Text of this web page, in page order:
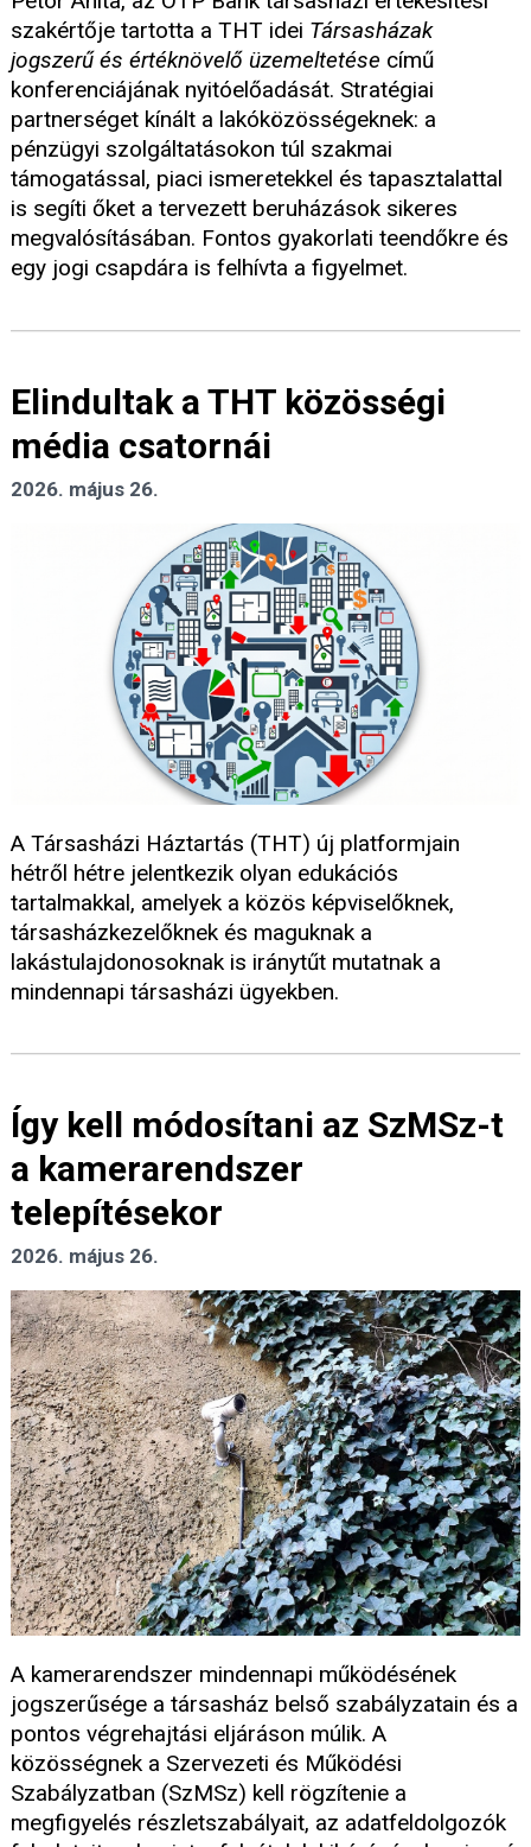
szakértője tartotta a THT idei Társasházak
jogszerű és értéknövelő üzemeltetése című
konferenciájának nyitóelőadását. Stratégiai
partnerséget kínált a lakóközösségeknek: a
pénzügyi szolgáltatásokon túl szakmai
támogatással, piaci ismeretekkel és tapasztalattal
is segíti őket a tervezett beruházások sikeres
megvalósításában. Fontos gyakorlati teendőkre és
egy jogi csapdára is felhívta a figyelmet.
Elindultak a THT közösségi
média csatornái
2026. május 26.
A Társasházi Háztartás (THT) új platformjain
hétről hétre jelentkezik olyan edukációs
tartalmakkal, amelyek a közös képviselőknek,
társasházkezelőknek és maguknak a
lakástulajdonosoknak is iránytűt mutatnak a
mindennapi társasházi ügyekben.
Így kell módosítani az SzMSz-t
a kamerarendszer
telepítésekor
2026. május 26.
A kamerarendszer mindennapi működésének
jogszerűsége a társasház belső szabályzatain és a
pontos végrehajtási eljáráson múlik. A
közösségnek a Szervezeti és Működési
Szabályzatban (SzMSz) kell rögzítenie a
megfigyelés részletszabályait, az adatfeldolgozók